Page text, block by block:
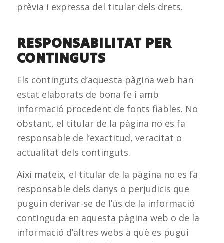
prèvia i expressa del titular dels drets.
RESPONSABILITAT PER
CONTINGUTS
Els continguts d’aquesta pàgina web han
estat elaborats de bona fe i amb
informació procedent de fonts fiables. No
obstant, el titular de la pàgina no es fa
responsable de l’exactitud, veracitat o
actualitat dels continguts.
Així mateix, el titular de la pàgina no es fa
responsable dels danys o perjudicis que
puguin derivar-se de l’ús de la informació
continguda en aquesta pàgina web o de la
informació d’altres webs a què es pugui